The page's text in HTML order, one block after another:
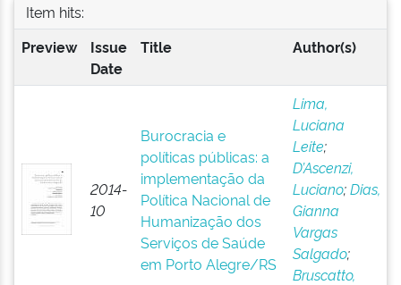
Item hits:
Preview
Issue
Date
Title Author(s)
2014-
10
Burocracia e
políticas públicas: a
implementação da
Política Nacional de
Humanização dos
Serviços de Saúde
em Porto Alegre/RS
Lima,
Luciana
Leite;
D’Ascenzi,
Luciano;Dias,
Gianna
Vargas
Salgado;
Bruscatto,